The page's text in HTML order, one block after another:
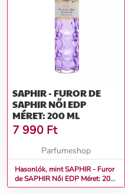
SAPHIR - FUROR DE
SAPHIR NŐI EDP
MÉRET: 200 ML
7 990 Ft
Parfumeshop
Hasonlók, mint SAPHIR - Furor
de SAPHIR Női EDP Méret: 200
ml